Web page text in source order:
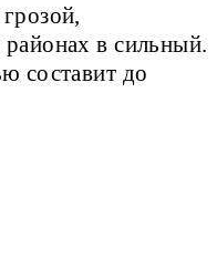
в сильный.
составит до